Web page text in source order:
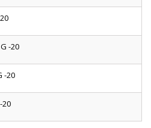
-20
-20
20